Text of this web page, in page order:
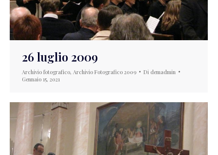
26 luglio 2009
Archivio fotografico, Archivio Fotografico 2009 Di demadmin
Gennaio 15, 2021